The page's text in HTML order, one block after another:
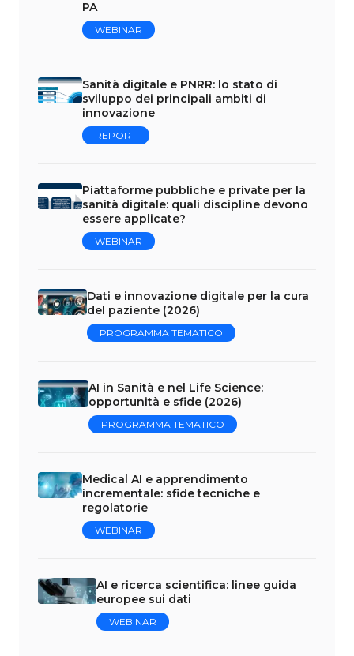
PA
WEBINAR
Sanità digitale e PNRR: lo stato di
sviluppo dei principali ambiti di
innovazione
REPORT
Piattaforme pubbliche e private per la
sanità digitale: quali discipline devono
essere applicate?
WEBINAR
Dati e innovazione digitale per la cura
del paziente (2026)
PROGRAMMA TEMATICO
AI in Sanità e nel Life Science:
opportunità e sfide (2026)
PROGRAMMA TEMATICO
Medical AI e apprendimento
incrementale: sfide tecniche e
regolatorie
WEBINAR
AI e ricerca scientifica: linee guida
europee sui dati
WEBINAR